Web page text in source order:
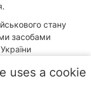
стану
засобами
в постанові.
постанови
року "Деякі
uses a cookie